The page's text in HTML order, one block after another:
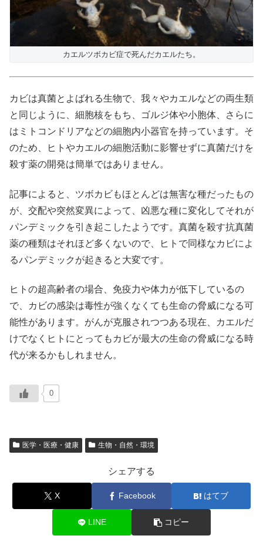
カエルツボカビ症で死んだカエルたち。
カビは真菌とよばれる生物で、我々やカエルなどの両生類
と同じように、細胞核をもち、ゴルジ体や小胞体、さらに
はミトコンドリアなどの細胞内小器官を持っています。そ
のため、ヒトやカエルの細胞活動に影響せずに真菌だけを
殺す薬の開発は簡単ではありません。
記事によると、ツボカビもほとんどは無害な種だったもの
が、交配や突然変異によって、凶悪な種に変化してそれが
パンデミックを引き起こしたようです。真菌を殺す抗真菌
薬の種類はそれほど多くないので、ヒトで同様なカビによ
るパンデミックが起きると大変です。
ヒトの超高齢者の場合、免疫力や体力が低下しているの
で、カビの感染は毒性が強くなくても生命の脅威になる可
能性があります。がんが克服されつつある現在、カエルだ
けでなくヒトにとってもカビが最大の生命の脅威になる時
代が来るかもしれません。
0
医学・医療・健康 生物・自然・環境
シェアする
X Facebook はてブ
LINE コピー